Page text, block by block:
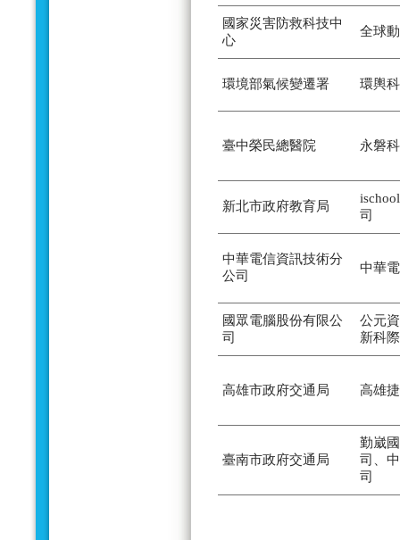
國家災害防救科技中
心
全球
環境部氣候變遷署 環輿
臺中榮民總醫院 永磐
新北市政府教育局
司
中華電信資訊技術分
公司
中華
國眾電腦股份有限公
司
公元
新科
高雄市政府交通局 高雄
臺南市政府交通局
勤崴
司、
司